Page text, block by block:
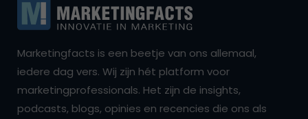
Marketingfacts is een beetje van ons allemaal,
iedere dag vers. Wij zijn hét platform voor
marketingprofessionals. Het zijn de insights,
podcasts, blogs, opinies en recencies die ons als